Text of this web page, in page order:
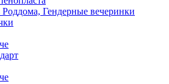
Гендерные вечеринки